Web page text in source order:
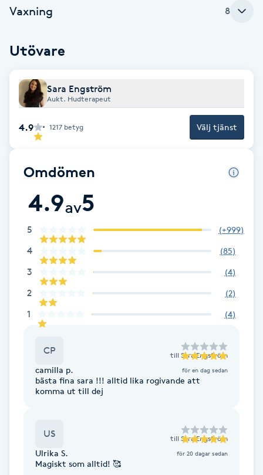
Fet hårbotten
Fettreducering
Fibromassage
Fotsvamp
Fotvård
Fransar
Fransborttagning
Fransfärgning
Fransförlängning
Fransförlängning Volym
Vaxning 8
Utövare
Sara Engström
Aukt. Hudterapeut
4.9 1217 betyg Välj tjänst
Omdömen
4.9av5
5 (+999)
4 (85)
3 (4)
2 (2)
1 (4)
CP till Sara Engström
camilla p. för en dag sedan
bästa fina sara !!! alltid lika rogivande att
komma ut till dej
US till Sara Engström
Ulrika S. för 20 dagar sedan
Magiskt som alltid! 🥰